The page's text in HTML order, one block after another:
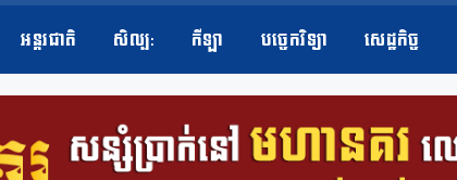
អន្តរជាតិ សិល្ប​: កីឡា បច្ចេកវិទ្យា សេដ្ឋកិច្ច